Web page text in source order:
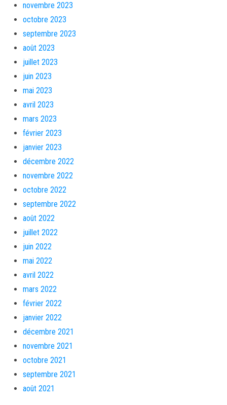
novembre 2023
octobre 2023
septembre 2023
août 2023
juillet 2023
juin 2023
mai 2023
avril 2023
mars 2023
février 2023
janvier 2023
décembre 2022
novembre 2022
octobre 2022
septembre 2022
août 2022
juillet 2022
juin 2022
mai 2022
avril 2022
mars 2022
février 2022
janvier 2022
décembre 2021
novembre 2021
octobre 2021
septembre 2021
août 2021